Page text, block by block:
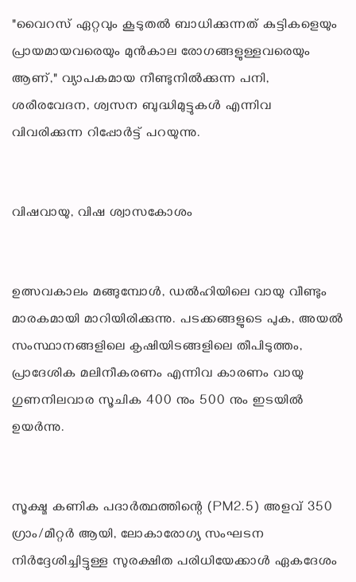
"വൈറസ് ഏറ്റവും കൂടുതൽ ബാധിക്കുന്നത് കുട്ടികളെയും
പ്രായമായവരെയും മുൻകാല രോഗങ്ങളുള്ളവരെയും
ആണ്," വ്യാപകമായ നീണ്ടുനിൽക്കുന്ന പനി,
ശരീരവേദന, ശ്വസന ബുദ്ധിമുട്ടുകൾ എന്നിവ
വിവരിക്കുന്ന റിപ്പോർട്ട് പറയുന്നു.
വിഷവായു, വിഷ ശ്വാസകോശം
ഉത്സവകാലം മങ്ങുമ്പോൾ, ഡൽഹിയിലെ വായു വീണ്ടും
മാരകമായി മാറിയിരിക്കുന്നു. പടക്കങ്ങളുടെ പുക, അയൽ
സംസ്ഥാനങ്ങളിലെ കൃഷിയിടങ്ങളിലെ തീപിടുത്തം,
പ്രാദേശിക മലിനീകരണം എന്നിവ കാരണം വായു
ഗുണനിലവാര സൂചിക 400 നും 500 നും ഇടയിൽ
ഉയർന്നു.
സൂക്ഷ്മ കണിക പദാർത്ഥത്തിന്റെ (PM2.5) അളവ് 350
ഗ്രാം/മീറ്റർ ആയി, ലോകാരോഗ്യ സംഘടന
നിർദ്ദേശിച്ചിട്ടുള്ള സുരക്ഷിത പരിധിയേക്കാൾ ഏകദേശം